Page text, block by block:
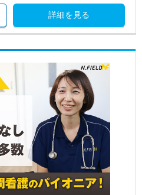
詳細を見る